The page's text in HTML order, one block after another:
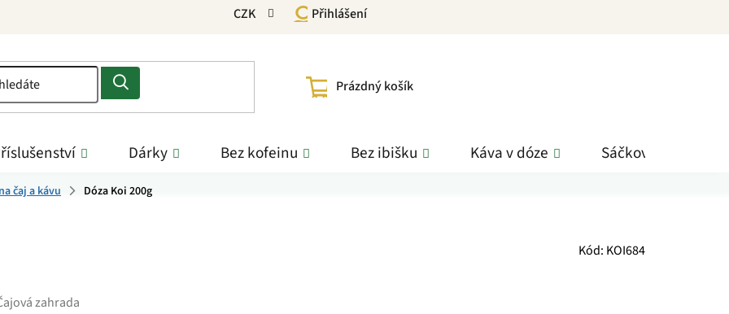
CZK Přihlášení
NÁKUPNÍ
Prázdný košík
Dárky Bez kofeinu Bez ibišku Káva v dóze Sáčkové čaje
čaj a kávu Dóza Koi 200g
Kód: KOI684
zahrada